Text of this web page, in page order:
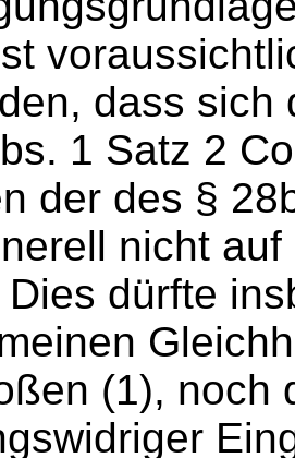
dass sich
1 Satz 2
der des §
nicht
dürfte
(1), noch